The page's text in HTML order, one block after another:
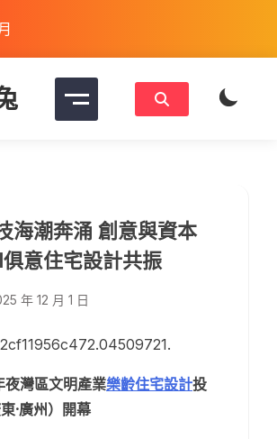
海潮奔涌 創意與資本
意住宅設計共振
年 12 月 1 日
灣區文明產業樂齡住宅設計投
·廣州）開幕